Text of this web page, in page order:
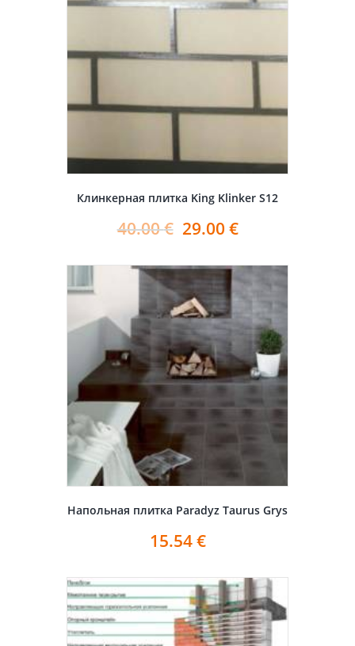
Клинкерная плитка King Klinker S12
40.00€ 29.00 €
Напольная плитка Paradyz Taurus Grys
15.54€